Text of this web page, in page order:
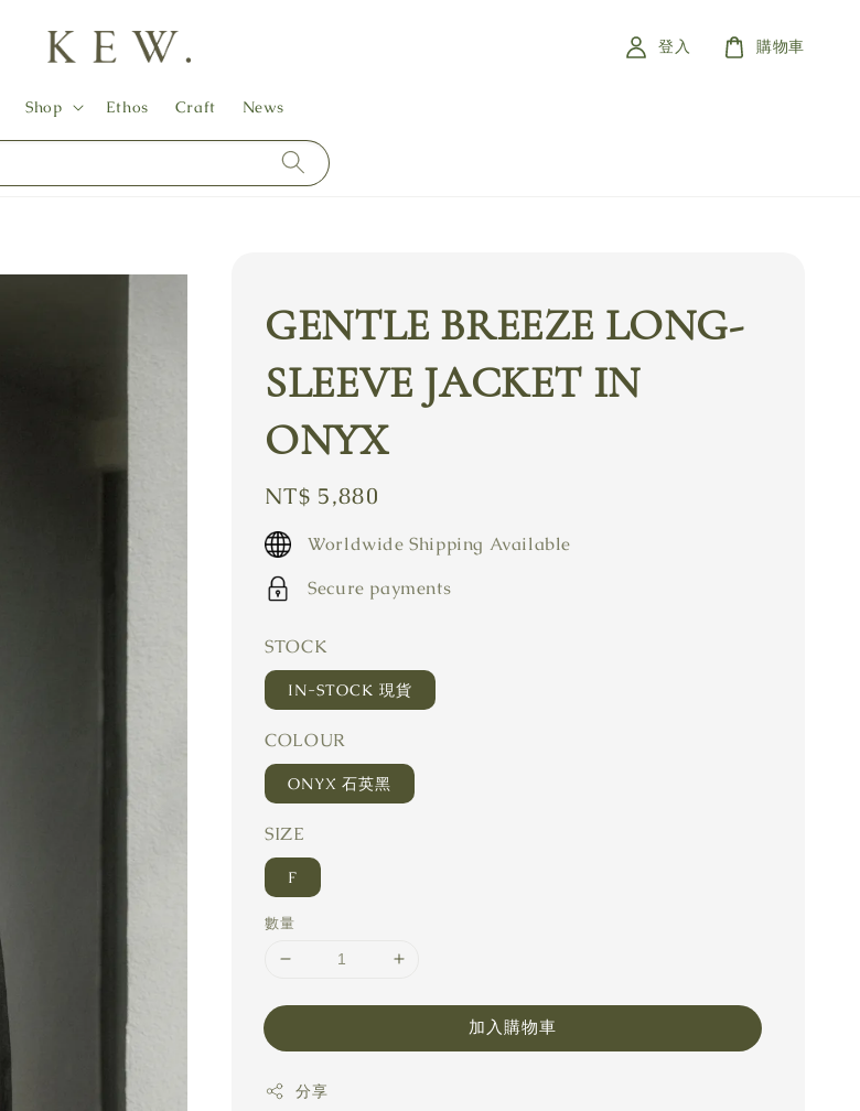
Shop Ethos Craft News
登入 購物車
GENTLE BREEZE LONG-
SLEEVE JACKET IN
ONYX
Regular
price
NT$ 5,880
Worldwide Shipping Available
Secure payments
STOCK
IN-STOCK 現貨
COLOUR
ONYX 石英黑
SIZE
F
數量
加入購物車
分享